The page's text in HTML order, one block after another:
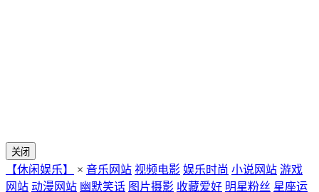
关闭
【休闲娱乐】 × 音乐网站 视频电影 娱乐时尚 小说网站 游戏
网站 动漫网站 幽默笑话 图片摄影 收藏爱好 明星粉丝 星座运